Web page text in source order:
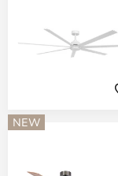
NEW